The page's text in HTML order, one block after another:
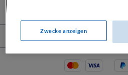
Service-Hotline
Zwecke anzeigen